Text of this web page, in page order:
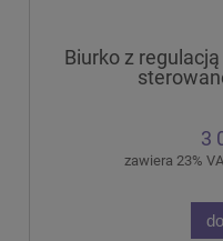
Biurko z
3
zawiera 23%